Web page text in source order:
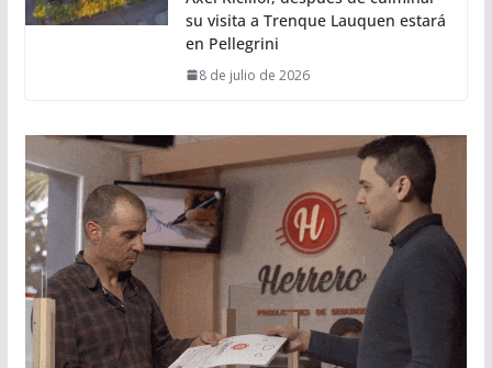
su visita a Trenque Lauquen estará
en Pellegrini
8 de julio de 2026